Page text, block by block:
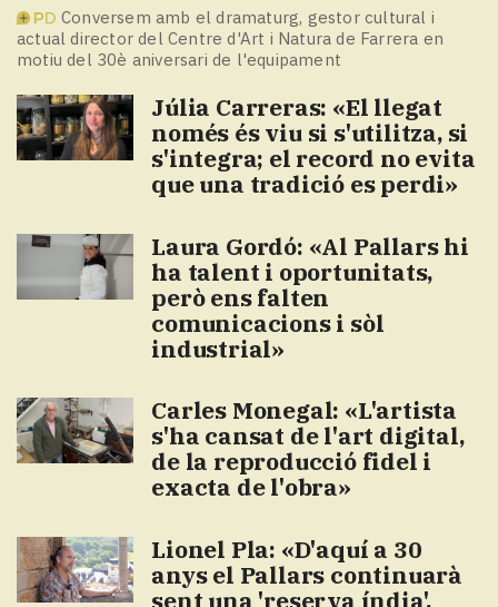
Conversem amb el dramaturg, gestor cultural i
actual director del Centre d'Art i Natura de Farrera en
motiu del 30è aniversari de l'equipament
Júlia Carreras: «El llegat
només és viu si s'utilitza, si
s'integra; el record no evita
que una tradició es perdi»
Laura Gordó: «Al Pallars hi
ha talent i oportunitats,
però ens falten
comunicacions i sòl
industrial»
Carles Monegal: «L'artista
s'ha cansat de l'art digital,
de la reproducció fidel i
exacta de l'obra»
Lionel Pla: «D'aquí a 30
anys el Pallars continuarà
sent una 'reserva índia',